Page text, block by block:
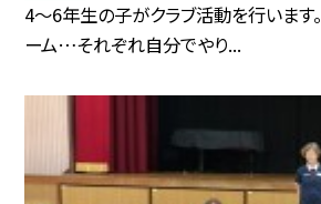
4〜6年生の子がクラブ活動を行います
ーム…それぞれ自分でやり...